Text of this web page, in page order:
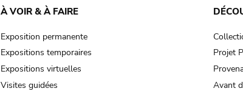
À VOIR & À FAIRE
Exposition permanente
Expositions temporaires
Expositions virtuelles
Visites guidées
Projet
Avant